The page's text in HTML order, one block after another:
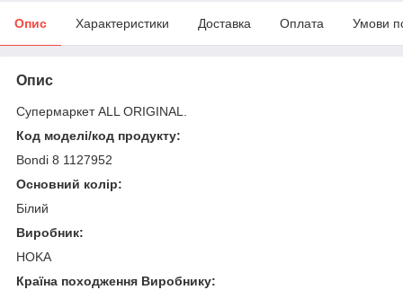
Опис Характеристики Доставка Оплата Умови
Опис
Супермаркет ALL ORIGINAL.
Код моделі/код продукту:
Bondi 8 1127952
Основний колір:
Білий
Виробник:
HOKA
Країна походження Виробнику: